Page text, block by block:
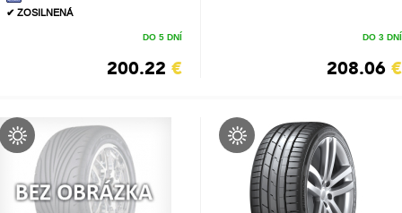
✔ ZOSILNENÁ
DO 5 DNÍ
200.22 €
DO 3 DNÍ
208.06 €